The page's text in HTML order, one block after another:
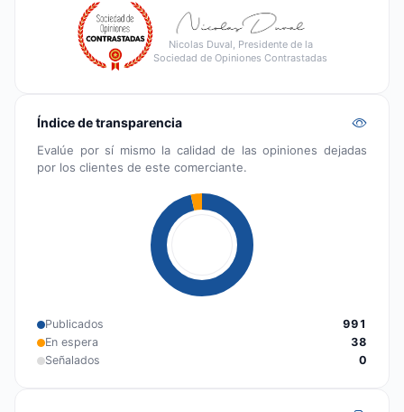
Nicolas Duval, Presidente de la
Sociedad de Opiniones Contrastadas
Índice de transparencia
Evalúe por sí mismo la calidad de las opiniones dejadas
por los clientes de este comerciante.
Publicados
991
En espera
38
Señalados
0